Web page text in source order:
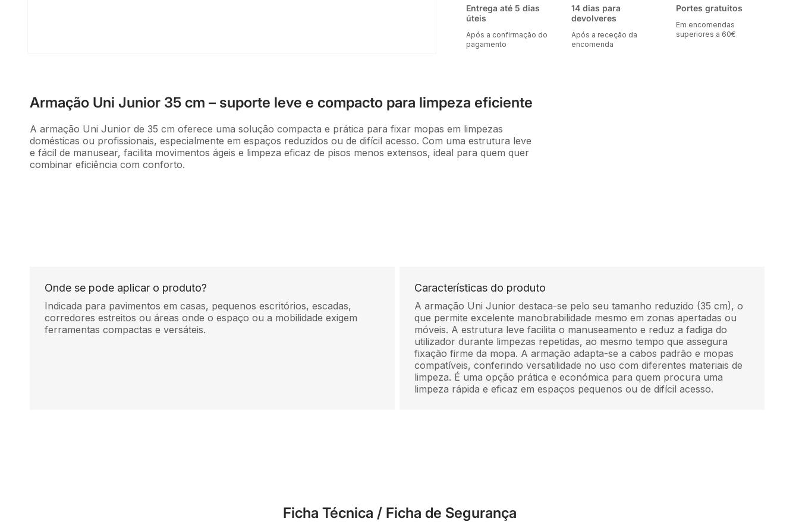
em
modal
Entrega até 5 dias
úteis
Após a confirmação do
pagamento
14 dias para
devolveres
Após a receção da
encomenda
Portes gratuitos
Em encomendas
superiores a 60€
Armação Uni Junior 35 cm – suporte leve e compacto para limpeza eficiente
A armação Uni Junior de 35 cm oferece uma solução compacta e prática para fixar mopas em limpezas
domésticas ou profissionais, especialmente em espaços reduzidos ou de difícil acesso. Com uma estrutura leve
e fácil de manusear, facilita movimentos ágeis e limpeza eficaz de pisos menos extensos, ideal para quem quer
combinar eficiência com conforto.
Onde se pode aplicar o produto?
Indicada para pavimentos em casas, pequenos escritórios, escadas,
corredores estreitos ou áreas onde o espaço ou a mobilidade exigem
ferramentas compactas e versáteis.
Características do produto
A armação Uni Junior destaca-se pelo seu tamanho reduzido (35 cm), o
que permite excelente manobrabilidade mesmo em zonas apertadas ou
móveis. A estrutura leve facilita o manuseamento e reduz a fadiga do
utilizador durante limpezas repetidas, ao mesmo tempo que assegura
fixação firme da mopa. A armação adapta-se a cabos padrão e mopas
compatíveis, conferindo versatilidade no uso com diferentes materiais de
limpeza. É uma opção prática e económica para quem procura uma
limpeza rápida e eficaz em espaços pequenos ou de difícil acesso.
Ficha Técnica / Ficha de Segurança